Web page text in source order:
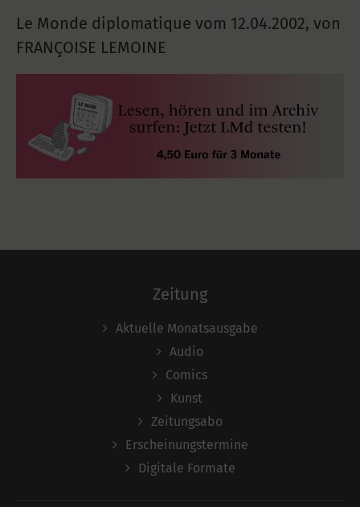
Le Monde diplomatique vom 12.04.2002, von
FRANÇOISE LEMOINE
Zeitung
Aktuelle Monatsausgabe
Audio
Comics
Kunst
Zeitungsabo
Erscheinungstermine
Digitale Formate